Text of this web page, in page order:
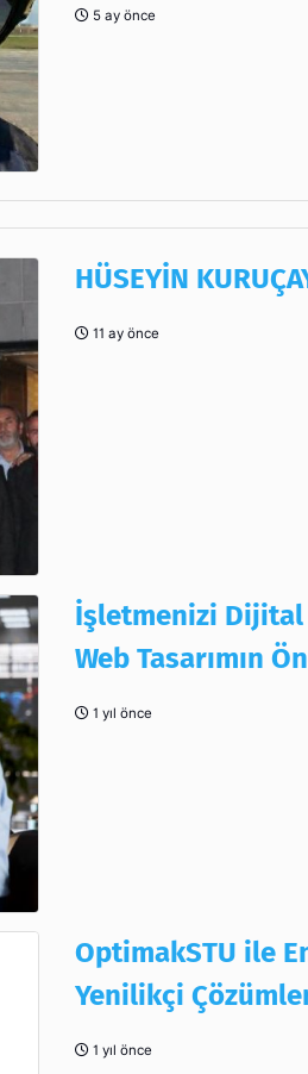
5 ay önce
HÜSEYİN
11 ay önce
İşletmenizi Dijital
Web Tasarımın
1 yıl önce
OptimakSTU ile
Yenilikçi
1 yıl önce